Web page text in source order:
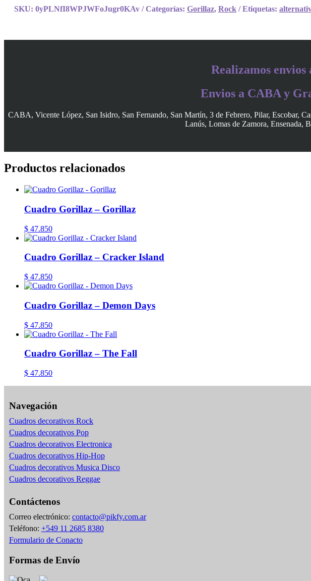
SKU: 0yPLNfI8WPJWFoJugr0KAv Categorías: Gorillaz, Rock Etiquetas:
Realizamos
Envios a CABA y
CABA, Vicente López, San Isidro, San Fernando, San Martín, 3 de Febrero, Pilar, Escobar,
Lanús, Lomas de Zamora, Ensenada,
Productos relacionados
Cuadro Gorillaz – Gorillaz
$ 47.850
Cuadro Gorillaz – Cracker Island
$ 47.850
Cuadro Gorillaz – Demon Days
$ 47.850
Cuadro Gorillaz – The Fall
$ 47.850
Navegación
Cuadros decorativos Rock
Cuadros decorativos Pop
Cuadros decorativos Electronica
Cuadros decorativos Hip-Hop
Cuadros decorativos Musica Disco
Cuadros decorativos Reggae
Contáctenos
Correo electrónico: contacto@pikfy.com.ar
Teléfono: +549 11 2685 8380
Formulario de Conacto
Formas de Envío